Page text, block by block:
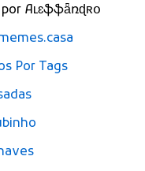
Aʟɛֆֆǟռɖʀօ
Por Tags